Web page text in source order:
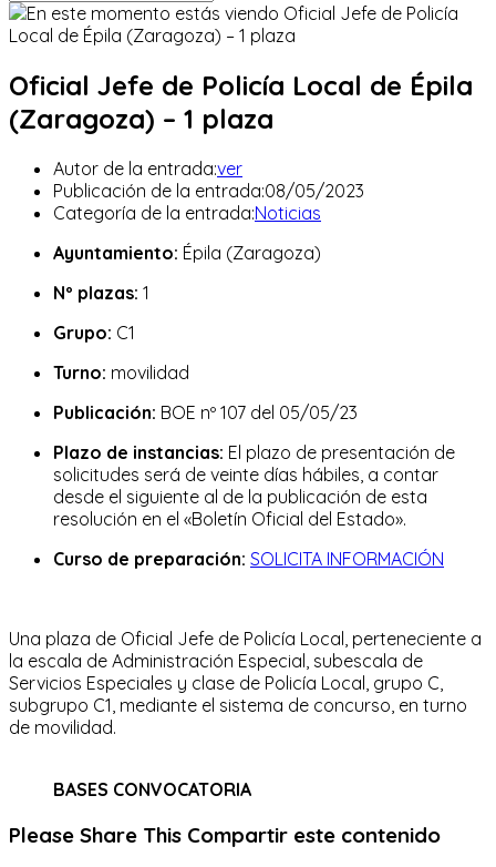
Oficial Jefe de Policía Local de Épila
(Zaragoza) – 1 plaza
Autor de la entrada:ver
Publicación de la entrada:08/05/2023
Categoría de la entrada:Noticias
Ayuntamiento: Épila (Zaragoza)
Nº plazas: 1
Grupo: C1
Turno: movilidad
Publicación: BOE nº 107 del 05/05/23
Plazo de instancias: El plazo de presentación de
solicitudes será de veinte días hábiles, a contar
desde el siguiente al de la publicación de esta
resolución en el «Boletín Oficial del Estado».
Curso de preparación: SOLICITA INFORMACIÓN
Una plaza de Oficial Jefe de Policía Local, perteneciente a
la escala de Administración Especial, subescala de
Servicios Especiales y clase de Policía Local, grupo C,
subgrupo C1, mediante el sistema de concurso, en turno
de movilidad.
BASES CONVOCATORIA
Please Share This Compartir este contenido